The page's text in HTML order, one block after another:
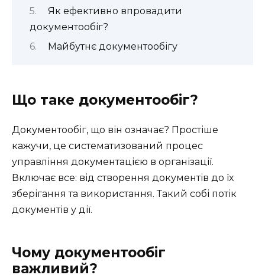
Як ефективно впровадити
документообіг?
Майбутнє документообігу
Що таке документообіг?
Документообіг, що він означає? Простіше
кажучи, це систематизований процес
управління документацією в організації.
Включає все: від створення документів до їх
зберігання та використання. Такий собі потік
документів у дії.
Чому документообіг
важливий?